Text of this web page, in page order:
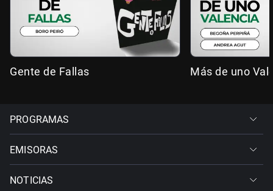
Gente de Fallas Más de uno
PROGRAMAS
EMISORAS
NOTICIAS